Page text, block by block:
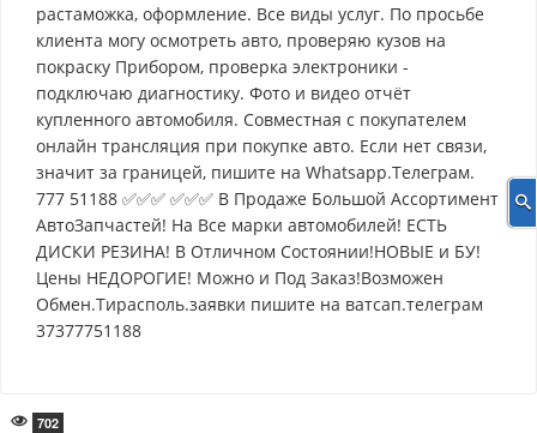
растаможка, оформление. Все виды услуг. По просьбе
клиента могу осмотреть авто, проверяю кузов на
покраску Прибором, проверка электроники -
подключаю диагностику. Фото и видео отчёт
купленного автомобиля. Совместная с покупателем
онлайн трансляция при покупке авто. Если нет связи,
значит за границей, пишите на Whatsapp.Телеграм.
777 51188 ✅✅✅ ✅✅✅ В Продаже Большой Ассортимент
АвтоЗапчастей! На Все марки автомобилей! ЕСТЬ
ДИСКИ РЕЗИНА! В Отличном Состоянии!НОВЫЕ и БУ!
Цены НЕДОРОГИЕ! Можно и Под Заказ!Возможен
Обмен.Тирасполь.заявки пишите на ватсап.телеграм
37377751188
702